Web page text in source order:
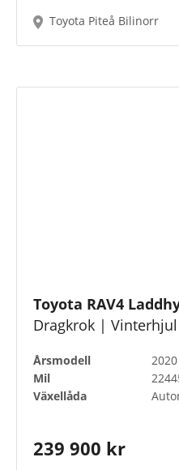
Toyota Piteå Bilinorr
Toyota RAV4
Dragkrok |
Årsmodell
2020
Mil
Växellåda
239 900 kr